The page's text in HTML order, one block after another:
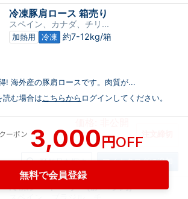
冷凍豚肩ロース 箱売り
スペイン、カナダ、チリ...
加熱用 冷凍 約7-12kg/箱
! 海外産の豚肩ロースです。肉質が...
読む場合はこちらから ログインしてください。
類似品を探す マイカタログに追加
冷凍シートベリー(豚バラ肉)
ーポン 3,000円OFF
無料で会員登録